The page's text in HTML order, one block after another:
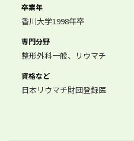
卒業年
香川大学1998年卒
専門分野
整形外科一般、リウマチ
資格など
日本リウマチ財団登録医